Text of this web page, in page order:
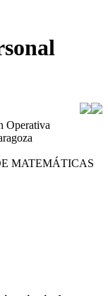
Operativa
MATEMÁTICAS